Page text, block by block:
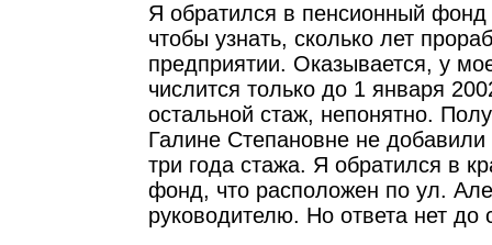
Я обратился в пенсионный
чтобы узнать, сколько лет
предприятии. Оказывается, у
числится только до 1 января
остальной стаж, непонятно.
Галине Степановне не
три года стажа. Я обратился в
фонд, что расположен по ул.
руководителю. Но ответа нет до